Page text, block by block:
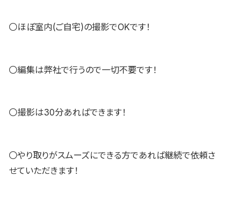
〇ほぼ室内(ご自宅)の撮影でOKです！
〇編集は弊社で行うので一切不要です！
〇撮影は30分あればできます！
〇やり取りがスムーズにできる方であれば継続で依頼さ
せていただきます！